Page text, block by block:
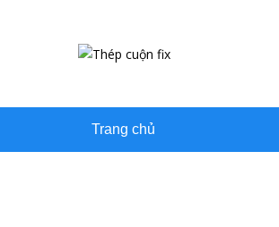
Trang chủ